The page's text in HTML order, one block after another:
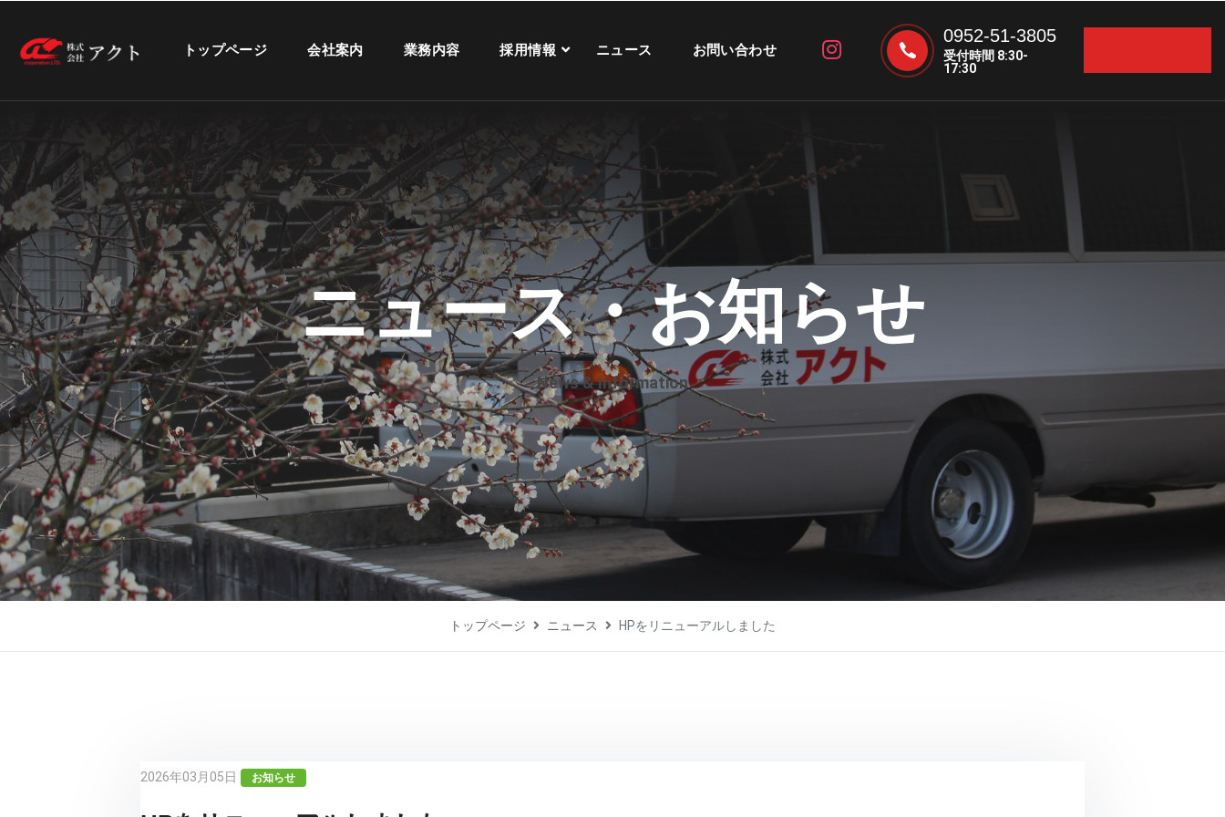
トップページ 会社案内 業務内容 採用情報 ニュース お問い合わせ
0952-51-3805
受付時間 8:30-
17:30
お問い合わ
ニュース・お知らせ
News & Information
トップページ ニュース HPをリニューアルしました
2026年03月05日 お知らせ